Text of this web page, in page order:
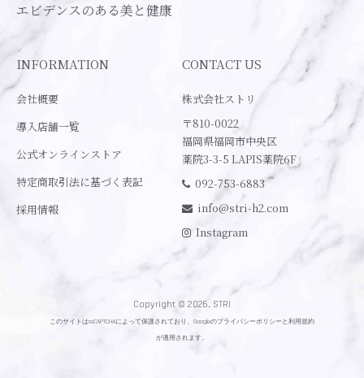
エビデンスのある美と健康
INFORMATION
会社概要
導入店舗一覧
公式オンラインストア
特定商取引法に基づく表記
採用情報
CONTACT US
株式会社ストリ
〒810-0022
福岡県福岡市中央区
薬院3-3-5 LAPIS薬院6F
092-753-6883
info@stri-h2.com
Instagram
Copyright © 2026, STRI
このサイトはreCAPTCHAによって保護されており、Googleのプライバシーポリシーと利用規約
が適用されます。